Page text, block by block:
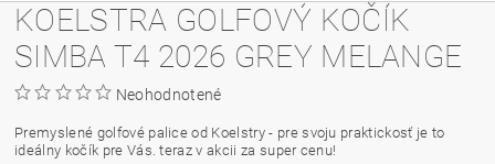
KOELSTRA GOLFOVÝ KOČÍK
SIMBA T4 2026 GREY MELANGE
Neohodnotené
Premyslené golfové palice od Koelstry - pre svoju praktickosť je to
ideálny kočík pre Vás. teraz v akcii za super cenu!